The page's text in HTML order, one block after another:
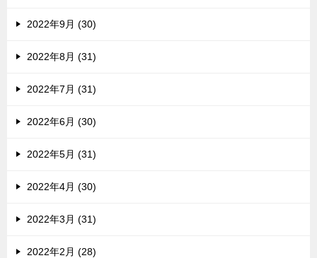
2022年9月 (30)
2022年8月 (31)
2022年7月 (31)
2022年6月 (30)
2022年5月 (31)
2022年4月 (30)
2022年3月 (31)
2022年2月 (28)